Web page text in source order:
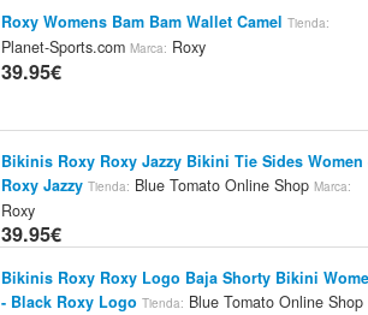
Roxy Womens Bam Bam Wallet Camel Tienda:
Planet-Sports.comMarca: Roxy
39.95€
Bikinis Roxy Roxy Jazzy Bikini Tie Sides Women
Roxy Jazzy Tienda: Blue Tomato Online ShopMarca:
Roxy
39.95€
Bikinis Roxy Roxy Logo Baja Shorty Bikini
- Black Roxy Logo Tienda: Blue Tomato Online Shop